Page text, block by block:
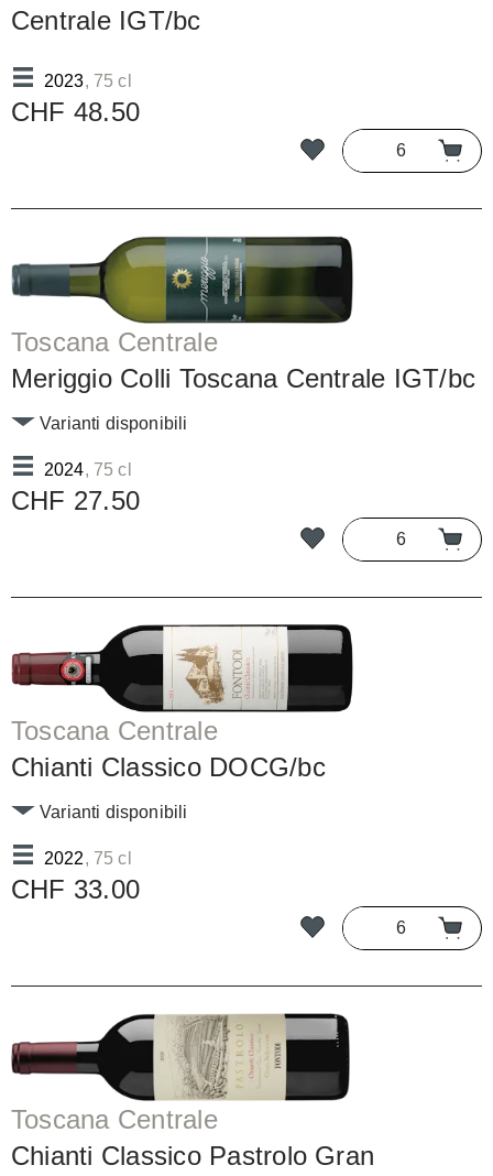
Centrale IGT/bc
2023, 75 cl
CHF 48.50
Toscana Centrale
Meriggio Colli Toscana Centrale IGT/bc
2024, 75 cl
Varianti disponibili
CHF 27.50
Toscana Centrale
Chianti Classico DOCG/bc
2022, 75 cl
Varianti disponibili
CHF 33.00
Toscana Centrale
Chianti Classico Pastrolo Gran